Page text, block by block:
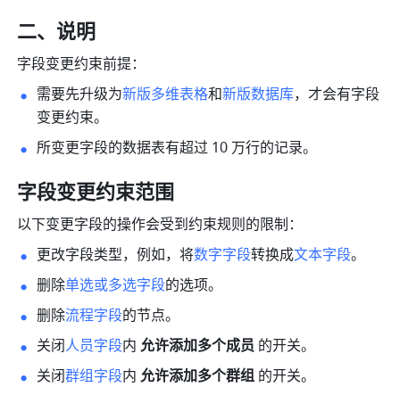
二、说明
字段变更约束前提：
需要先升级为新版多维表格和新版数据库，才会有字段
变更约束。
所变更字段的数据表有超过 10 万行的记录。
字段变更约束范围
以下变更字段的操作会受到约束规则的限制：
更改字段类型，例如，将数字字段转换成文本字段。
删除单选或多选字段的选项。
删除流程字段的节点。
关闭人员字段内 允许添加多个成员 的开关。
关闭群组字段内 允许添加多个群组 的开关。